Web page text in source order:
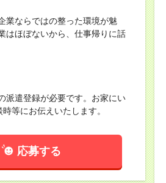
業ならではの整った環境が魅
はほぼないから、仕事帰りに話
派遣登録が必要です。お家にい
等にお伝えいたします。
応募する